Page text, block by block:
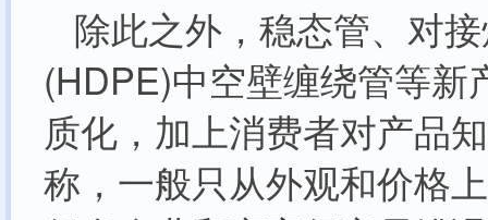
除此之外，稳态管、对
(HDPE)中空壁缠绕管等
质化，加上消费者对产品
称，一般只从外观和价格